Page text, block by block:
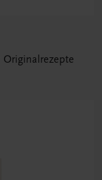
Originalrezepte